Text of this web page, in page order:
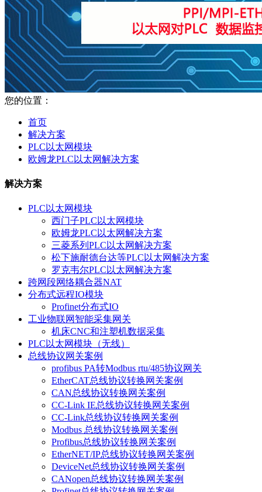
您的位置：
首页
解决方案
PLC以太网模块
欧姆龙PLC以太网解决方案
解决方案
PLC以太网模块
西门子PLC以太网模块
欧姆龙PLC以太网解决方案
三菱系列PLC以太网解决方案
松下施耐德台达等PLC以太网解决方案
罗克韦尔PLC以太网解决方案
跨网段网络耦合器NAT
分布式远程IO模块
Profinet分布式IO
工业物联网智能采集网关
机床CNC和注塑机数据采集
PLC以太网模块（无线）
总线协议网关案例
profibus PA转Modbus rtu/485协议网关
EtherCAT总线协议转换网关案例
CAN总线协议转换网关案例
CC-Link IE总线协议转换网关案例
CC-Link总线协议转换网关案例
Modbus 总线协议转换网关案例
Profibus总线协议转换网关案例
EtherNET/IP总线协议转换网关案例
DeviceNet总线协议转换网关案例
CANopen总线协议转换网关案例